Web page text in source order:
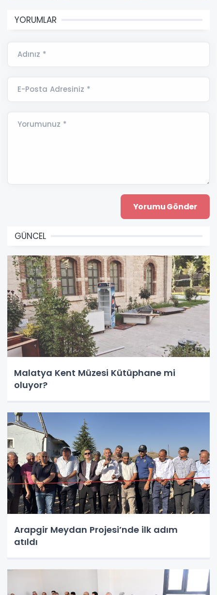
YORUMLAR
Adınız *
E-Posta Adresiniz *
Yorumunuz *
GÜNCEL
Malatya Kent Müzesi Kütüphane mi
oluyor?
Arapgir Meydan Projesi’nde ilk adım
atıldı